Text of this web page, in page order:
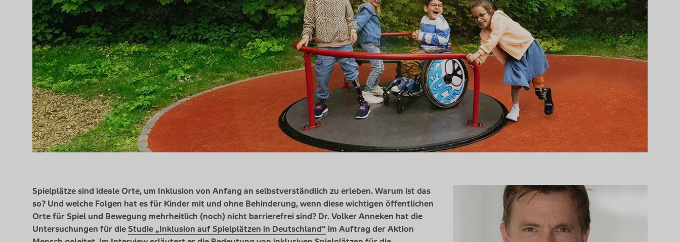
Spielplätze sind ideale Orte, um Inklusion von Anfang an selbstverständlich zu erleben. Warum ist das
so? Und welche Folgen hat es für Kinder mit und ohne Behinderung, wenn diese wichtigen öffentlichen
Orte für Spiel und Bewegung mehrheitlich (noch) nicht barrierefrei sind? Dr. Volker Anneken hat die
Untersuchungen für dieStudie „Inklusion auf Spielplätzen in Deutschland“ im Auftrag der Aktion